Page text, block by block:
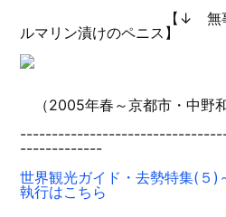
【↓ 無事に日本
ルマリン漬けのペニス】
（2005年春～京都市・中野和
-------------
世界観光ガイド・去勢特集(５)
執行はこちら